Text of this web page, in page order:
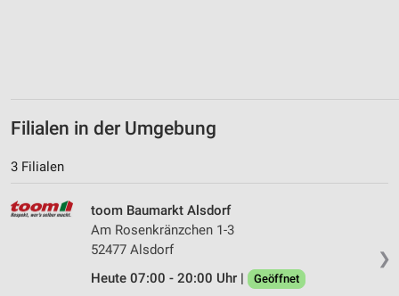
Filialen in der Umgebung
3 Filialen
❯
toom Baumarkt Alsdorf
Am Rosenkränzchen 1-3
52477 Alsdorf
Heute 07:00 - 20:00 Uhr |
Geöffnet
Messung der Performance von Inhalten
Kombinationen von Daten aus verschiedenen
Entwicklung und Verbesserung der Angebote
Verwendung reduzierter Daten zur Auswahl von